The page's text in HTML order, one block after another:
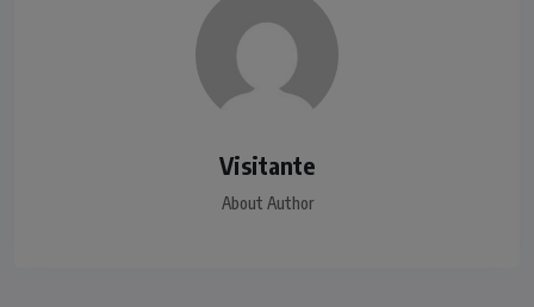
Visitante
About Author